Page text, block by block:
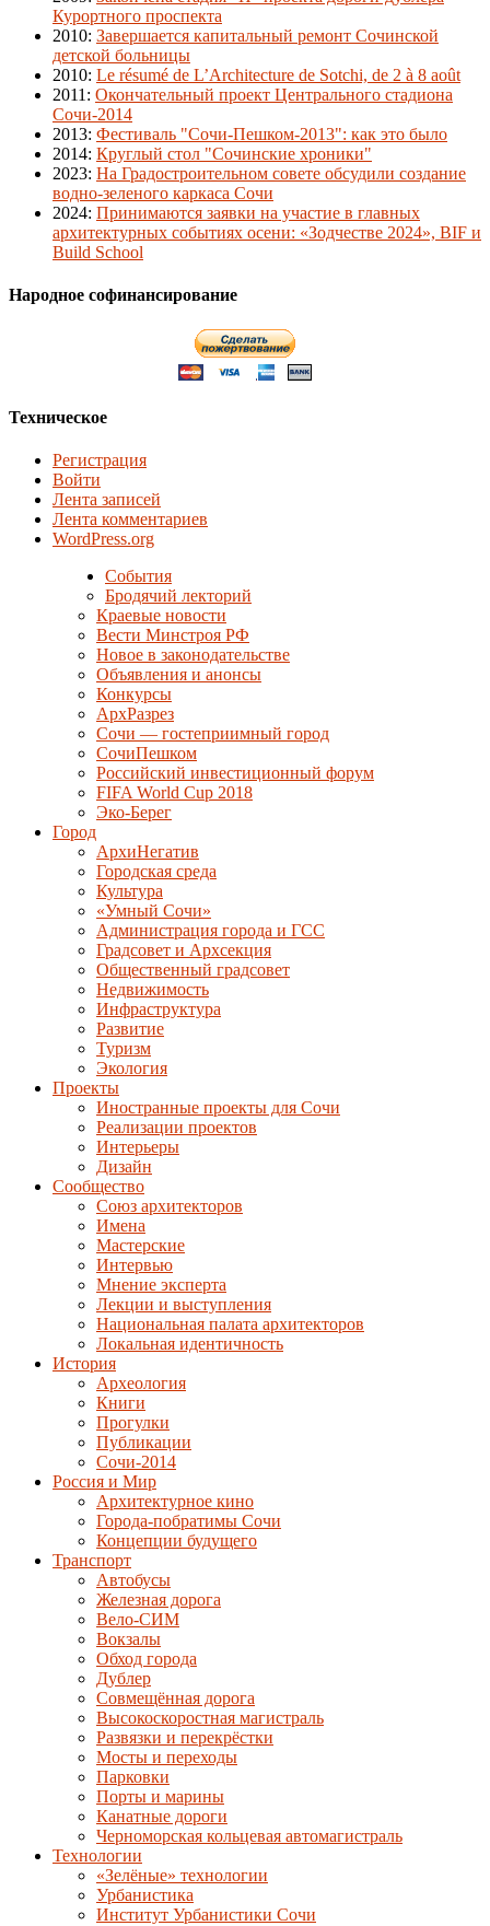
Курортного проспекта
2010: Завершается капитальный ремонт Сочинской
детской больницы
2010: Le résumé de L’Architecture de Sotchi, de 2 à 8 août
2011 : Окончательный проект Центрального стадиона
Сочи-2014
2013: Фестиваль "Сочи-Пешком-2013": как это было
2014: Круглый стол "Сочинские хроники"
2023: На Градостроительном совете обсудили создание
водно-зеленого каркаса Сочи
2024: Принимаются заявки на участие в главных
архитектурных событиях осени: «Зодчестве 2024», BIF и
Build School
Народное софинансирование
Техническое
Регистрация
Войти
Лента записей
Лента комментариев
WordPress.org
События
Бродячий лекторий
Краевые новости
Вести Минстроя РФ
Новое в законодательстве
Объявления и анонсы
Конкурсы
АрхРазрез
Сочи — гостеприимный город
СочиПешком
Российский инвестиционный форум
FIFA World Cup 2018
Эко-Берег
Город
АрхиНегатив
Городская среда
Культура
«Умный Сочи»
Администрация города и ГСС
Градсовет и Архсекция
Общественный градсовет
Недвижимость
Инфраструктура
Развитие
Туризм
Экология
Проекты
Иностранные проекты для Сочи
Реализации проектов
Интерьеры
Дизайн
Сообщество
Союз архитекторов
Имена
Мастерские
Интервью
Мнение эксперта
Лекции и выступления
Национальная палата архитекторов
Локальная идентичность
История
Археология
Книги
Прогулки
Публикации
Сочи-2014
Россия и Мир
Архитектурное кино
Города-побратимы Сочи
Концепции будущего
Транспорт
Автобусы
Железная дорога
Вело-СИМ
Вокзалы
Обход города
Дублер
Совмещённая дорога
Высокоскоростная магистраль
Развязки и перекрёстки
Мосты и переходы
Парковки
Порты и марины
Канатные дороги
Черноморская кольцевая автомагистраль
Технологии
«Зелёные» технологии
Урбанистика
Институт Урбанистики Сочи